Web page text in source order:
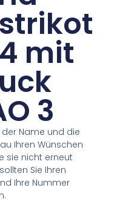
mit
3
der Name und die
Ihren Wünschen
sie nicht erneut
Sie Ihren
Ihre Nummer